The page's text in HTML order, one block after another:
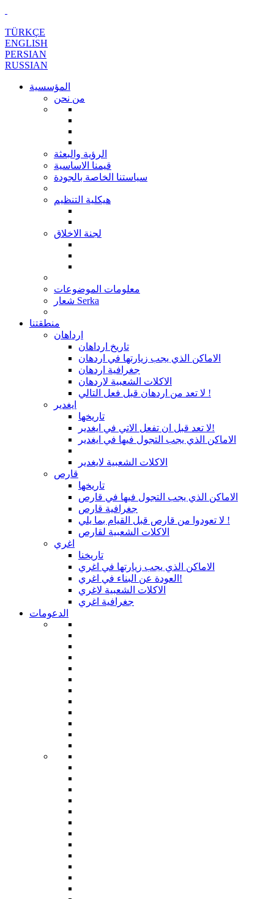
TÜRKÇE
ENGLISH
PERSIAN
RUSSIAN
المؤسسية
من نحن
الرؤية والبعثة
قيمنا الاساسية
سياستنا الخاصة بالجودة
هيكلية التنظيم
لجنة الاخلاق
معلومات الموضوعات
شعار Serka
منطقتنا
ارداهان
تاريخ ارداهان
الاماكن الذي يجب زيارتها في اردهان
جغرافية اردهان
الاكلات الشعبية لاردهان
لا تعد من اردهان قبل فعل التالي !
ايغدير
تاريخها
لا تعد قبل ان تفعل الاتي في ايغدير!
الاماكن الذي يجب التجول فيها في ايغدير
الاكلات الشعبية لايغدير
قارص
تاريخها
الاماكن الذي يجب التجول فيها في قارص
جغرافية قارص
لا تعودوا من قارص قبل القيام بما يلي !
الاكلات الشعبية لقارص
اغري
تاريخنا
الاماكن الذي يجب زيارتها في اغري
العودة عن البناء في اغري!
الاكلات الشعبية لاغري
جغرافية اغري
الدعومات